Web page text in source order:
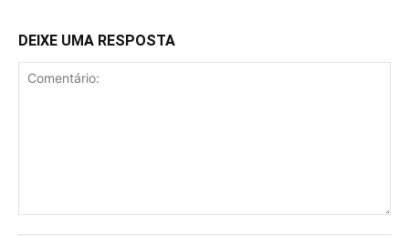
DEIXE UMA RESPOSTA